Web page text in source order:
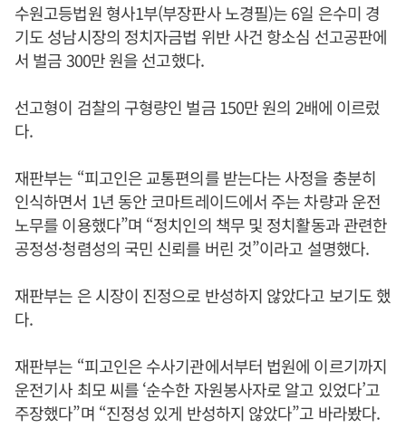
수원고등법원 형사1부(부장판사 노경필)는 6일 은수미 경
기도 성남시장의 정치자금법 위반 사건 항소심 선고공판에
서 벌금 300만 원을 선고했다.
선고형이 검찰의 구형량인 벌금 150만 원의 2배에 이르렀
다.
재판부는 “피고인은 교통편의를 받는다는 사정을 충분히
인식하면서 1년 동안 코마트레이드에서 주는 차량과 운전
노무를 이용했다”며 “정치인의 책무 및 정치활동과 관련한
공정성·청렴성의 국민 신뢰를 버린 것”이라고 설명했다.
재판부는 은 시장이 진정으로 반성하지 않았다고 보기도 했
다.
재판부는 “피고인은 수사기관에서부터 법원에 이르기까지
운전기사 최모 씨를 ‘순수한 자원봉사자로 알고 있었다’고
주장했다”며 “진정성 있게 반성하지 않았다”고 바라봤다.